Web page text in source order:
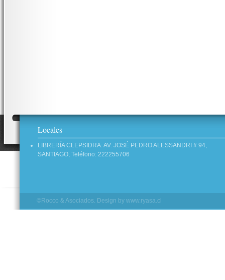
Locales
LIBRERÍA CLEPSIDRA: AV. JOSÉ PEDRO ALESSANDRI # 94,
SANTIAGO, Teléfono: 222255706
©Rocco & Asociados. Design by www.ryasa.cl